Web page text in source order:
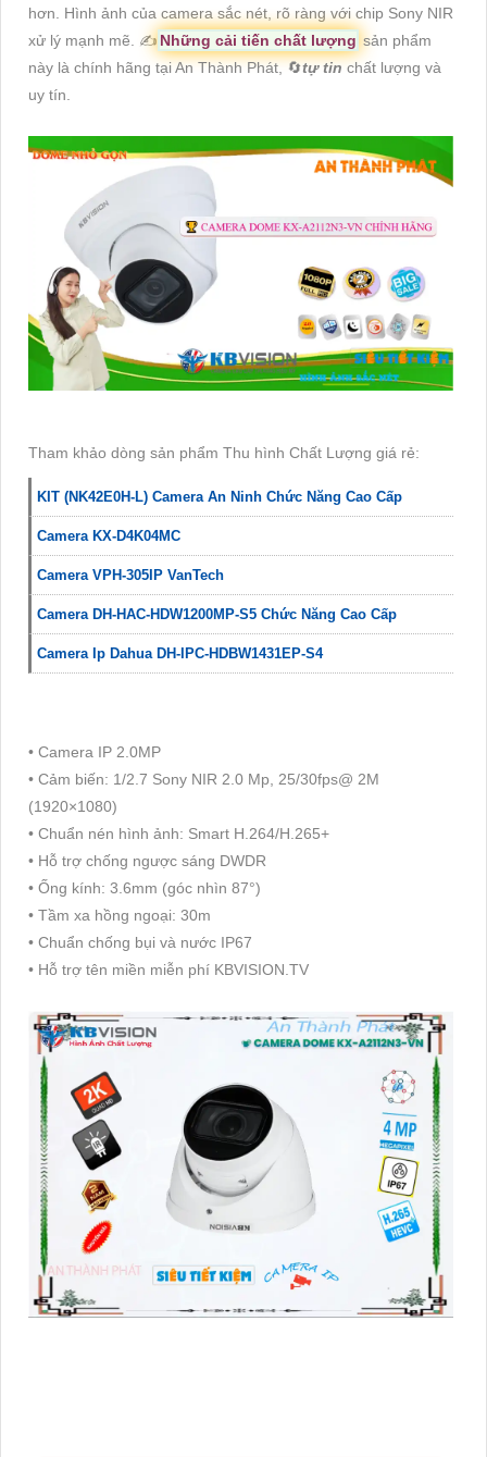
hơn. Hình ảnh của camera sắc nét, rõ ràng với chip Sony NIR
xử lý mạnh mẽ. ✍️ Những cải tiến chất lượng sản phẩm
này là chính hãng tại An Thành Phát, 🔄tự tinchất lượng và
uy tín.
Tham khảo dòng sản phẩm Thu hình Chất Lượng giá rẻ:
KIT (NK42E0H-L) Camera An Ninh Chức Năng Cao Cấp
Camera KX-D4K04MC
Camera VPH-305IP VanTech
Camera DH-HAC-HDW1200MP-S5 Chức Năng Cao Cấp
Camera Ip Dahua DH-IPC-HDBW1431EP-S4
• Camera IP 2.0MP
• Cảm biến: 1/2.7 Sony NIR 2.0 Mp, 25/30fps@ 2M
(1920×1080)
• Chuẩn nén hình ảnh: Smart H.264/H.265+
• Hỗ trợ chống ngược sáng DWDR
• Ống kính: 3.6mm (góc nhìn 87°)
• Tầm xa hồng ngoại: 30m
• Chuẩn chống bụi và nước IP67
• Hỗ trợ tên miền miễn phí KBVISION.TV